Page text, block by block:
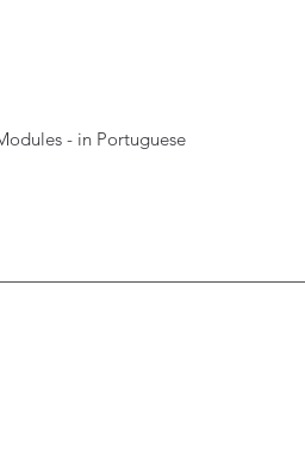
- in Portuguese